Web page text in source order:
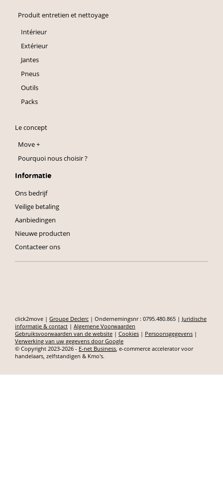
Produit entretien et nettoyage
Intérieur
Extérieur
Jantes
Pneus
Outils
Packs
Le concept
Move +
Pourquoi nous choisir ?
Informatie
Ons bedrijf
Veilige betaling
Aanbiedingen
Nieuwe producten
Contacteer ons
click2move | Groupe Declerc | Ondernemingsnr : 0795.480.865 | Juridische
informatie & contact | Algemene Voorwaarden
Gebruiksvoorwaarden van de website | Cookies | Persoonsgegevens |
Verwerking van uw gegevens door Google
© Copyright 2023-2026 - E-net Business , e-commerce accelerator voor
handelaars, zelfstandigen & Kmo's.